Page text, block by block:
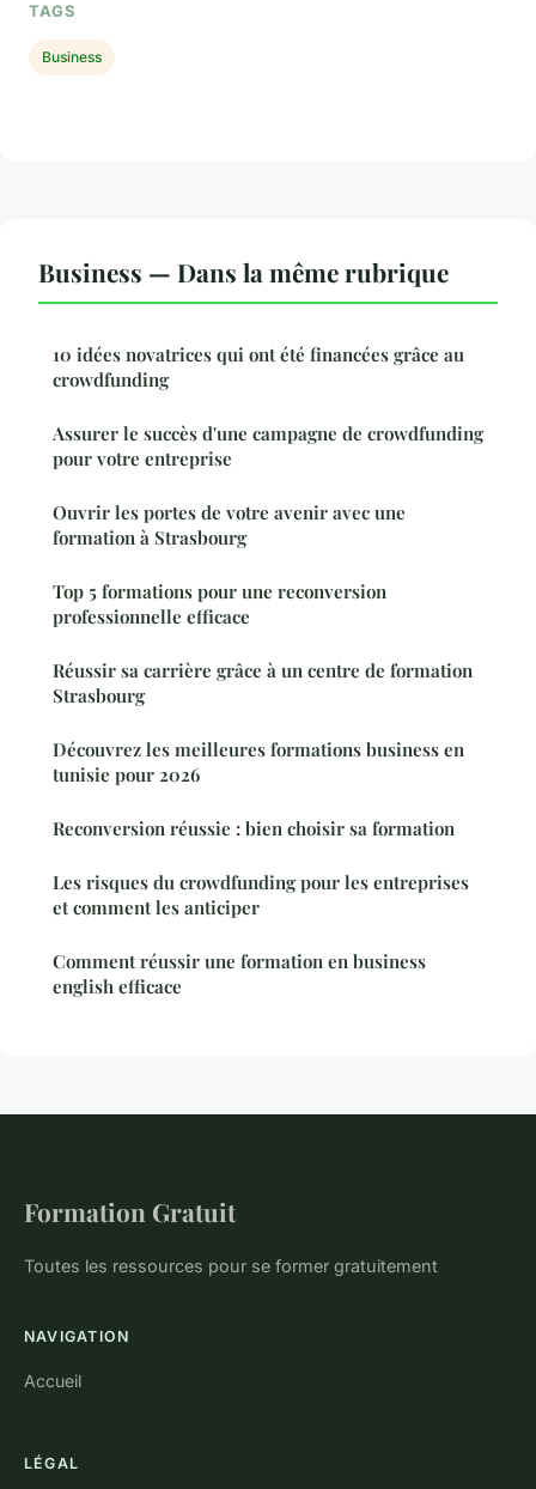
TAGS
Business
Business — Dans la même rubrique
10 idées novatrices qui ont été financées grâce au
crowdfunding
Assurer le succès d'une campagne de crowdfunding
pour votre entreprise
Ouvrir les portes de votre avenir avec une
formation à Strasbourg
Top 5 formations pour une reconversion
professionnelle efficace
Réussir sa carrière grâce à un centre de formation
Strasbourg
Découvrez les meilleures formations business en
tunisie pour 2026
Reconversion réussie : bien choisir sa formation
Les risques du crowdfunding pour les entreprises
et comment les anticiper
Comment réussir une formation en business
english efficace
Formation Gratuit
Toutes les ressources pour se former gratuitement
NAVIGATION
Accueil
LÉGAL